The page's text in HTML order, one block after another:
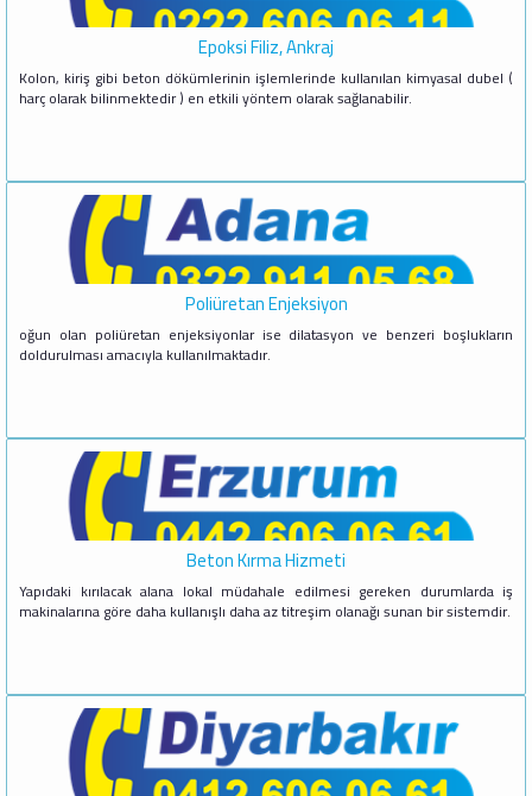
Epoksi Filiz, Ankraj
Kolon, kiriş gibi beton dökümlerinin işlemlerinde kullanılan kimyasal dubel (
harç olarak bilinmektedir ) en etkili yöntem olarak sağlanabilir.
Poliüretan Enjeksiyon
oğun olan poliüretan enjeksiyonlar ise dilatasyon ve benzeri boşlukların
doldurulması amacıyla kullanılmaktadır.
Beton Kırma Hizmeti
Yapıdaki kırılacak alana lokal müdahale edilmesi gereken durumlarda iş
makinalarına göre daha kullanışlı daha az titreşim olanağı sunan bir sistemdir.